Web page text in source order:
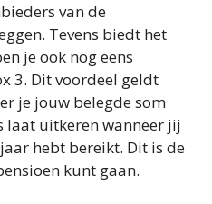
van de
Tevens biedt het
je ook nog eens
3. Dit voordeel geldt
je jouw belegde som
laat uitkeren wanneer jij
hebt bereikt. Dit is de
kunt gaan.